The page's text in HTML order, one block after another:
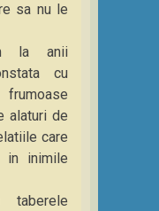
sa nu le
la anii
cu
alaturi de
care
in inimile
taberele